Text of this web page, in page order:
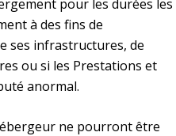
pour les durées les
à des fins de
ses infrastructures, de
ou si les Prestations et
anormal.
ne pourront être